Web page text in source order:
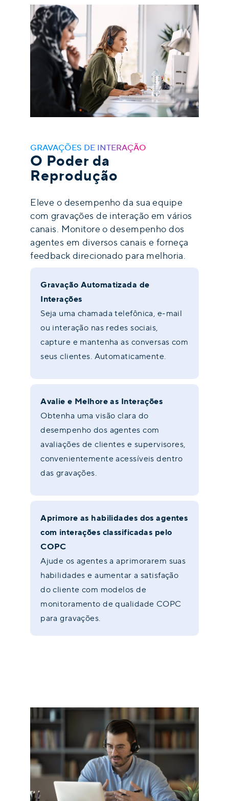
GRAVAÇÕES DE INTERAÇÃO
O Poder da
Reprodução
Eleve o desempenho da sua equipe
com gravações de interação em vários
canais. Monitore o desempenho dos
agentes em diversos canais e forneça
feedback direcionado para melhoria.
Gravação Automatizada de
Interações
Seja uma chamada telefônica, e-mail
ou interação nas redes sociais,
capture e mantenha as conversas com
seus clientes. Automaticamente.
Avalie e Melhore as Interações
Obtenha uma visão clara do
desempenho dos agentes com
avaliações de clientes e supervisores,
convenientemente acessíveis dentro
das gravações.
Aprimore as habilidades dos agentes
com interações classificadas pelo
COPC
Ajude os agentes a aprimorarem suas
habilidades e aumentar a satisfação
do cliente com modelos de
monitoramento de qualidade COPC
para gravações.